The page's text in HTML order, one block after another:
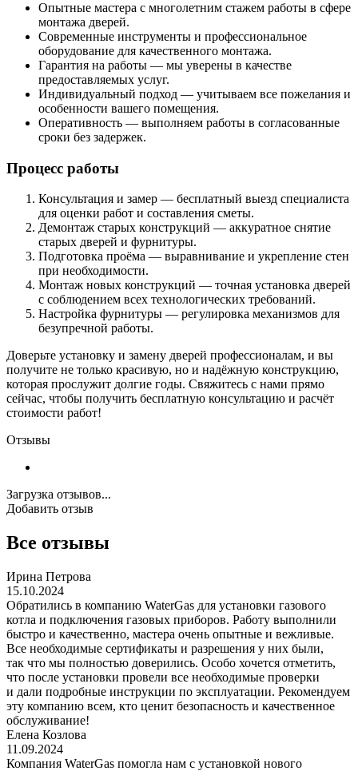
Опытные мастера с многолетним стажем работы в сфере
монтажа дверей.
Современные инструменты и профессиональное
оборудование для качественного монтажа.
Гарантия на работы — мы уверены в качестве
предоставляемых услуг.
Индивидуальный подход — учитываем все пожелания и
особенности вашего помещения.
Оперативность — выполняем работы в согласованные
сроки без задержек.
Процесс работы
Консультация и замер — бесплатный выезд специалиста
для оценки работ и составления сметы.
Демонтаж старых конструкций — аккуратное снятие
старых дверей и фурнитуры.
Подготовка проёма — выравнивание и укрепление стен
при необходимости.
Монтаж новых конструкций — точная установка дверей
с соблюдением всех технологических требований.
Настройка фурнитуры — регулировка механизмов для
безупречной работы.
Доверьте установку и замену дверей профессионалам, и вы
получите не только красивую, но и надёжную конструкцию,
которая прослужит долгие годы. Свяжитесь с нами прямо
сейчас, чтобы получить бесплатную консультацию и расчёт
стоимости работ!
Отзывы
Загрузка отзывов...
Добавить отзыв
Все отзывы
Ирина Петрова
15.10.2024
Обратились в компанию WaterGas для установки газового
котла и подключения газовых приборов. Работу выполнили
быстро и качественно, мастера очень опытные и вежливые.
Все необходимые сертификаты и разрешения у них были,
так что мы полностью доверились. Особо хочется отметить,
что после установки провели все необходимые проверки
и дали подробные инструкции по эксплуатации. Рекомендуем
эту компанию всем, кто ценит безопасность и качественное
обслуживание!
Елена Козлова
11.09.2024
Компания WaterGas помогла нам с установкой нового